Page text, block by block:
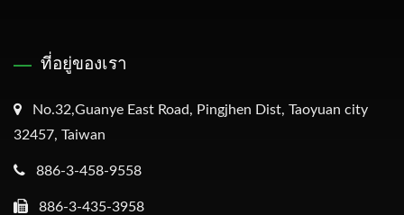
ที่อยู่ของเรา
No.32,Guanye East Road, Pingjhen Dist, Taoyuan city
32457, Taiwan
886-3-458-9558
886-3-435-3958